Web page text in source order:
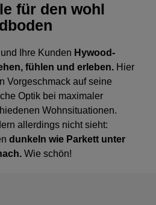
für den wohl
Ihre Kunden Hywood-
fühlen und erleben. Hier
Vorgeschmack auf seine
Optik bei maximaler
Wohnsituationen.
allerdings nicht sieht:
dunkeln wie Parkett unter
Wie schön!